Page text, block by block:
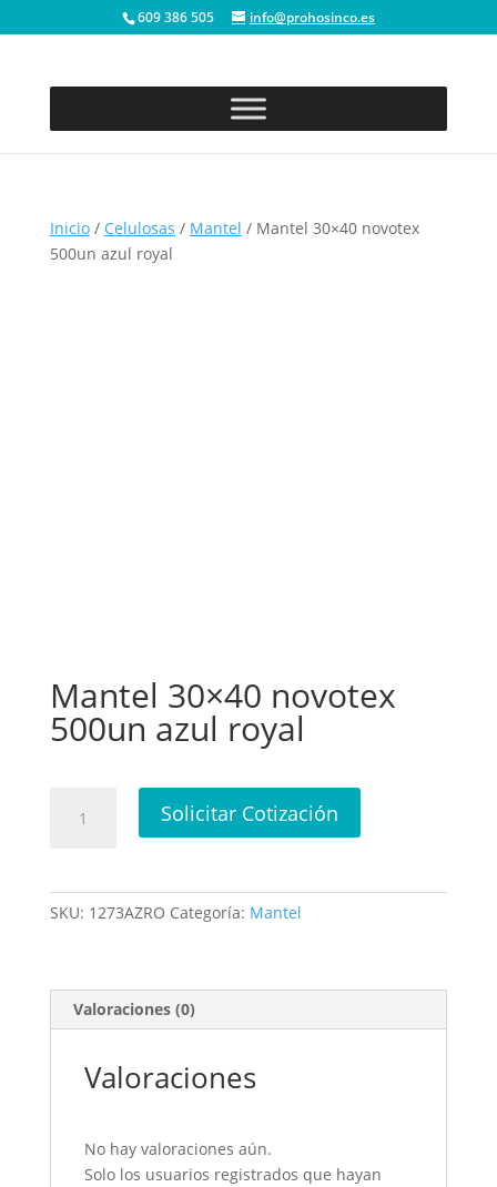
609 386 505 info@prohosinco.es
Inicio/ Celulosas / Mantel / Mantel 30×40 novotex
500un azul royal
Mantel 30×40 novotex
500un azul royal
30x40
Solicitar Cotización
SKU: 1273AZRO Categoría: Mantel
Valoraciones (0)
Valoraciones
No hay valoraciones aún.
Solo los usuarios registrados que hayan